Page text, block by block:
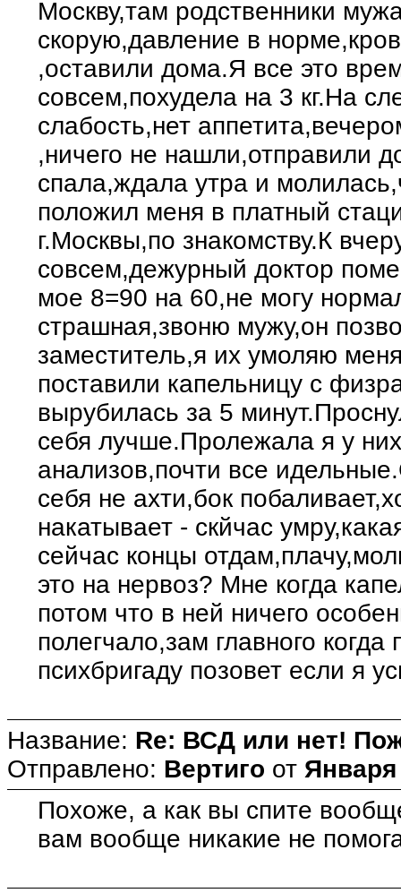
Москву,там родственники
скорую,давление в
,оставили дома.Я все это
совсем,похудела на 3 кг.На
слабость,нет
,ничего не нашли,отправили
спала,ждала утра и
положил меня в платный
г.Москвы,по знакомству.К
совсем,дежурный доктор
мое 8=90 на 60,не могу
страшная,звоню мужу,он
заместитель,я их умоляю
поставили капельницу с
вырубилась за 5
себя лучше.Пролежала я у
анализов,почти все
себя не ахти,бок
накатывает - скйчас
сейчас концы
это на нервоз? Мне когда
потом что в ней ничего
полегчало,зам главного
психбригаду позовет если я
Название: Re: ВСД или нет!
Отправлено: Вертиго от Января
Похоже, а как вы спите
вам вообще никакие не